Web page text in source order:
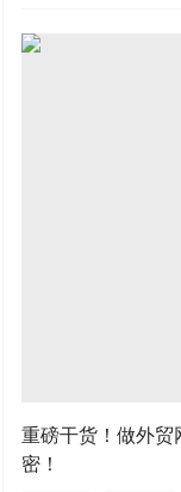
重磅干货！做外
密！